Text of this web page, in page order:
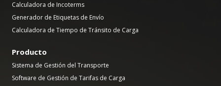
Calculadora de Incoterms
Generador de Etiquetas de Envío
Calculadora de Tiempo de Tránsito de Carga
Producto
Sistema de Gestión del Transporte
Software de Gestión de Tarifas de Carga